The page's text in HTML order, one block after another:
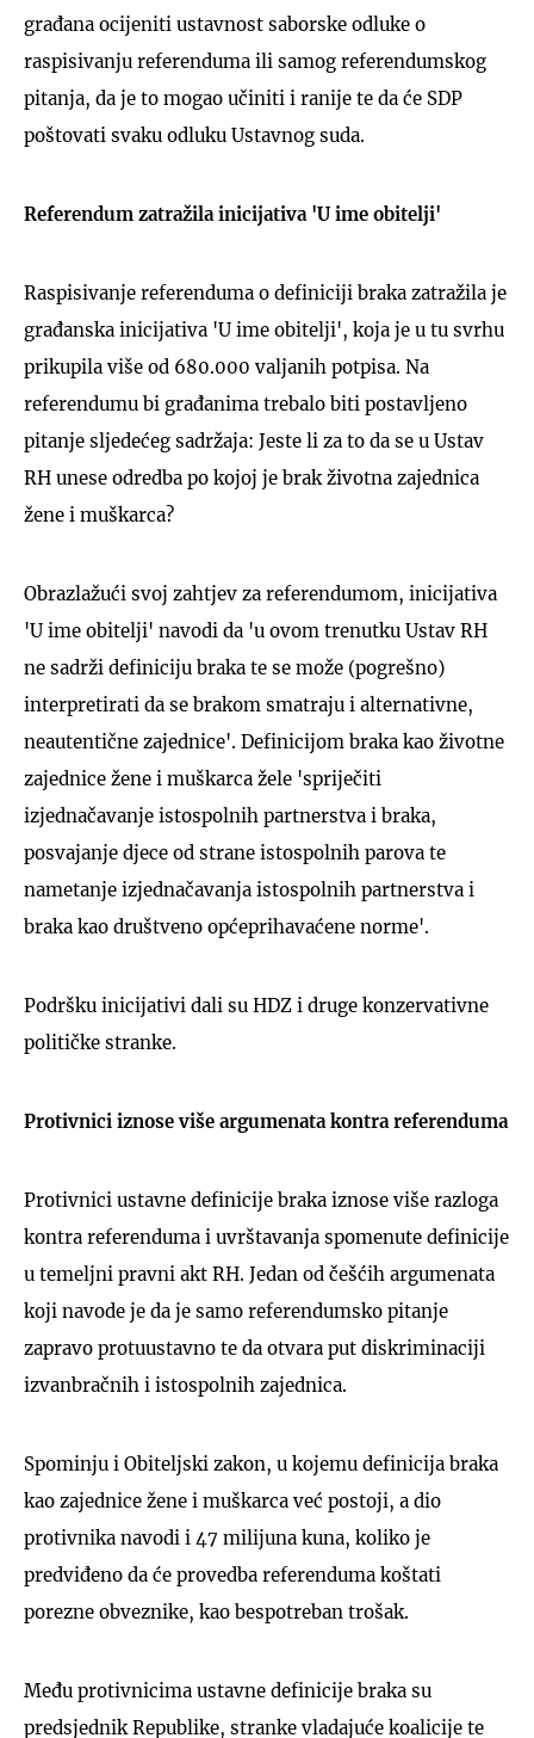
građana ocijeniti ustavnost saborske odluke o
raspisivanju referenduma ili samog referendumskog
pitanja, da je to mogao učiniti i ranije te da će SDP
poštovati svaku odluku Ustavnog suda.
Referendum zatražila inicijativa 'U ime obitelji'
Raspisivanje referenduma o definiciji braka zatražila je
građanska inicijativa 'U ime obitelji', koja je u tu svrhu
prikupila više od 680.000 valjanih potpisa. Na
referendumu bi građanima trebalo biti postavljeno
pitanje sljedećeg sadržaja: Jeste li za to da se u Ustav
RH unese odredba po kojoj je brak životna zajednica
žene i muškarca?
Obrazlažući svoj zahtjev za referendumom, inicijativa
'U ime obitelji' navodi da 'u ovom trenutku Ustav RH
ne sadrži definiciju braka te se može (pogrešno)
interpretirati da se brakom smatraju i alternativne,
neautentične zajednice'. Definicijom braka kao životne
zajednice žene i muškarca žele 'spriječiti
izjednačavanje istospolnih partnerstva i braka,
posvajanje djece od strane istospolnih parova te
nametanje izjednačavanja istospolnih partnerstva i
braka kao društveno općeprihavaćene norme'.
Podršku inicijativi dali su HDZ i druge konzervativne
političke stranke.
Protivnici iznose više argumenata kontra referenduma
Protivnici ustavne definicije braka iznose više razloga
kontra referenduma i uvrštavanja spomenute definicije
u temeljni pravni akt RH. Jedan od češćih argumenata
koji navode je da je samo referendumsko pitanje
zapravo protuustavno te da otvara put diskriminaciji
izvanbračnih i istospolnih zajednica.
Spominju i Obiteljski zakon, u kojemu definicija braka
kao zajednice žene i muškarca već postoji, a dio
protivnika navodi i 47 milijuna kuna, koliko je
predviđeno da će provedba referenduma koštati
porezne obveznike, kao bespotreban trošak.
Među protivnicima ustavne definicije braka su
predsjednik Republike, stranke vladajuće koalicije te